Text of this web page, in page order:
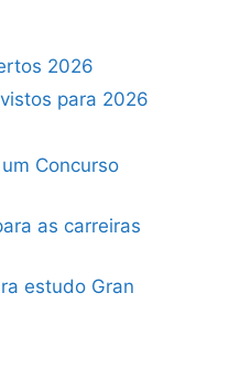
2026
para 2026
Concurso
as carreiras
estudo Gran